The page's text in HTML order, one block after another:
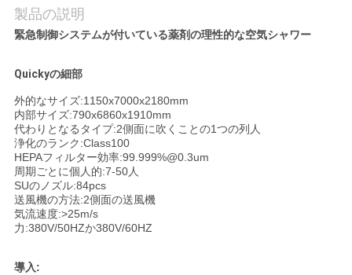
絡
く
だ
さ
い
ニ
ュ
ー
製品の説明
緊急制御システムが付いている薬剤の理性的な空気シャワー
Quickyの細部
外的なサイズ:1150x7000x2180mm
内部サイズ:790x6860x1910mm
代わりとなるタイプ:2側面に吹くことの1つの列人
浄化のランク:Class100
HEPAフィルター効率:99.999%@0.3um
周期ごとに個人的:7-50人
SUのノズル:84pcs
送風機の方法:2側面の送風機
気流速度:>25m/s
力:380V/50HZか380V/60HZ
導入: